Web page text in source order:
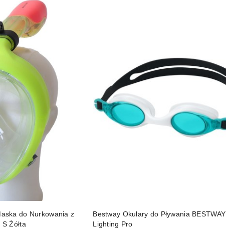
do Nurkowania z
Żółta
Bestway Okulary do Pływania BESTWAY
Lighting Pro